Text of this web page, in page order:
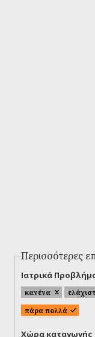
Περισσότερες
Ιατρικά
κανένα
πάρα πολλά
Χώρα καταγωγής